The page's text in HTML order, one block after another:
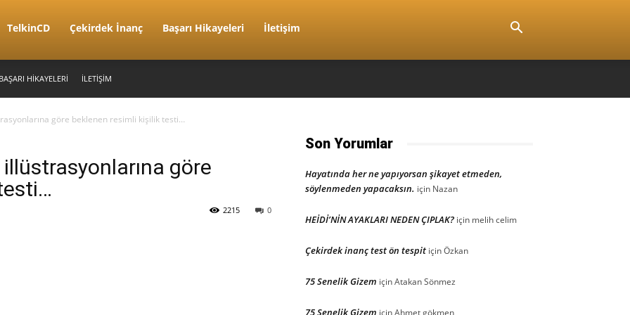
TelkinCD Çekirdek İnanç Başarı Hikayeleri İletişim
BAŞARI HIKAYELERI İLETIŞIM
göre beklenen resimli kişilik testi…
göre
0
2215
Son Yorumlar
Hayatında her ne yapıyorsan şikayet etmeden,
söylenmeden yapacaksın. için Nazan
HEİDİ’NİN AYAKLARI NEDEN ÇIPLAK? için melih celim
Çekirdek inanç test ön tespit içinÖzkan
75 Senelik Gizem içinAtakan Sönmez
75 Senelik Gizem içinAhmet gökmen